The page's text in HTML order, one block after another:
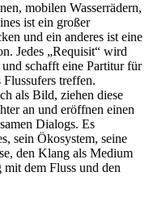
mobilen Wasserrädern,
ist ein großer
und ein anderes ist eine
Jedes „Requisit“ wird
schafft eine Partitur für
treffen.
als Bild, ziehen diese
an und eröffnen einen
Dialogs. Es
sein Ökosystem, seine
den Klang als Medium
mit dem Fluss und den